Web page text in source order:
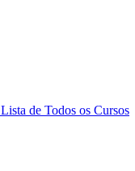
Lista de Todos os Cursos